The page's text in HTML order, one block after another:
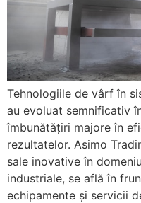
Tehnologiile de vârf în
au evoluat semnificativ
îmbunătățiri majore în
rezultatelor. Asimo
sale inovative în
industriale, se află în
echipamente și servicii